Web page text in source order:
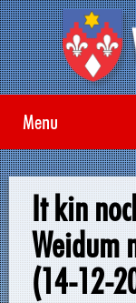
Menu
It kin
Weidum
(14-12-